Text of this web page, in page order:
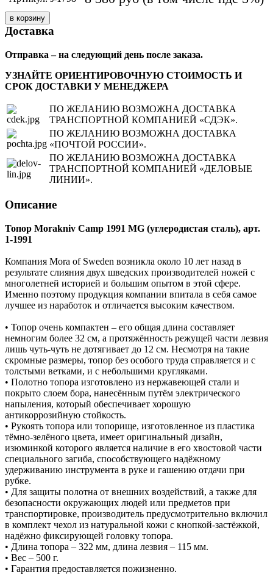
Доставка
Отправка – на следующий день после заказа.
УЗНАЙТЕ ОРИЕНТИРОВОЧНУЮ СТОИМОСТЬ И
СРОК ДОСТАВКИ У МЕНЕДЖЕРА
ПО ЖЕЛАНИЮ ВОЗМОЖНА ДОСТАВКА
ТРАНСПОРТНОЙ КОМПАНИЕЙ «СДЭК».
ПО ЖЕЛАНИЮ ВОЗМОЖНА ДОСТАВКА
«ПОЧТОЙ РОССИИ».
ПО ЖЕЛАНИЮ ВОЗМОЖНА ДОСТАВКА
ТРАНСПОРТНОЙ КОМПАНИЕЙ «ДЕЛОВЫЕ
ЛИНИИ».
Описание
Топор Morakniv Camp 1991 MG (углеродистая сталь), арт.
1-1991
Компания Mora of Sweden возникла около 10 лет назад в
результате слияния двух шведских производителей ножей с
многолетней историей и большим опытом в этой сфере.
Именно поэтому продукция компании впитала в себя самое
лучшее из наработок и отличается высоким качеством.
• Топор очень компактен – его общая длина составляет
немногим более 32 см, а протяжённость режущей части лезвия
лишь чуть-чуть не дотягивает до 12 см. Несмотря на такие
скромные размеры, топор без особого труда справляется и с
толстыми ветками, и с небольшими кругляками.
• Полотно топора изготовлено из нержавеющей стали и
покрыто слоем бора, нанесённым путём электрического
напыления, который обеспечивает хорошую
антикоррозийную стойкость.
• Рукоять топора или топорище, изготовленное из пластика
тёмно-зелёного цвета, имеет оригинальный дизайн,
изюминкой которого является наличие в его хвостовой части
специального загиба, способствующего надёжному
удерживанию инструмента в руке и гашению отдачи при
рубке.
• Для защиты полотна от внешних воздействий, а также для
безопасности окружающих людей или предметов при
транспортировке, производитель предусмотрительно включил
в комплект чехол из натуральной кожи с кнопкой-застёжкой,
надёжно фиксирующей головку топора.
• Длина топора – 322 мм, длина лезвия – 115 мм.
• Вес – 500 г.
• Гарантия предоставляется пожизненно.